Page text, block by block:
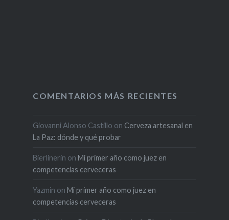
COMENTARIOS MÁS RECIENTES
Giovanni Alonso Castillo on Cerveza artesanal en
La Paz: dónde y qué probar
Bierlinerin on Mi primer año como juez en
competencias cerveceras
Yazmin on Mi primer año como juez en
competencias cerveceras